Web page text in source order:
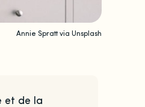
Annie Spratt via Unsplash
et de la